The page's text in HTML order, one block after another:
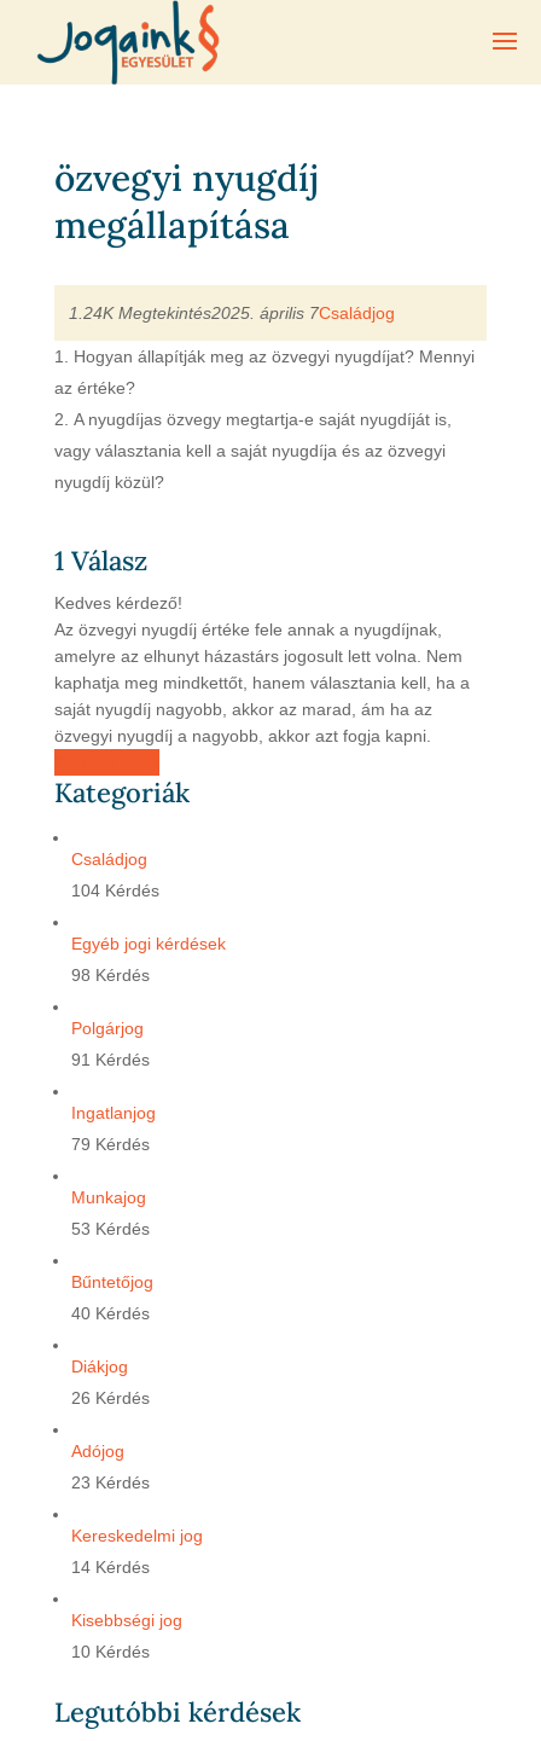
özvegyi nyugdíj
megállapítása
1.24K Megtekintés2025. április 7Családjog
Hogyan állapítják meg az özvegyi nyugdíjat? Mennyi
az értéke?
A nyugdíjas özvegy megtartja-e saját nyugdíját is,
vagy választania kell a saját nyugdíja és az özvegyi
nyugdíj közül?
1Válasz
Kedves kérdező!
Az özvegyi nyugdíj értéke fele annak a nyugdíjnak,
amelyre az elhunyt házastárs jogosult lett volna. Nem
kaphatja meg mindkettőt, hanem választania kell, ha a
saját nyugdíj nagyobb, akkor az marad, ám ha az
özvegyi nyugdíj a nagyobb, akkor azt fogja kapni.
Kategoriák
Családjog
104 Kérdés
Egyéb jogi kérdések
98 Kérdés
Polgárjog
91 Kérdés
Ingatlanjog
79 Kérdés
Munkajog
53 Kérdés
Bűntetőjog
40 Kérdés
Diákjog
26 Kérdés
Adójog
23 Kérdés
Kereskedelmi jog
14 Kérdés
Kisebbségi jog
10 Kérdés
Legutóbbi kérdések